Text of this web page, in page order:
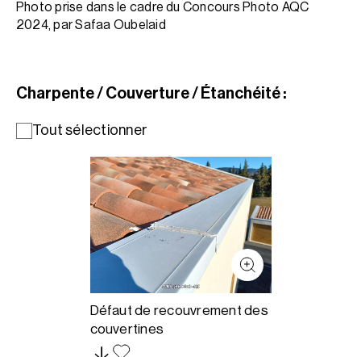
Photo prise dans le cadre du Concours Photo AQC
2024, par Safaa Oubelaid
Charpente / Couverture / Étanchéité :
Tout sélectionner
Défaut de recouvrement des
couvertines